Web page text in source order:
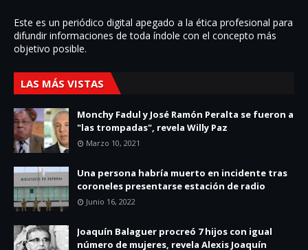
Este es un periódico digital apegado a la ética profesional para
difundir informaciones de toda í­ndole con el concepto más
objetivo posible.
LAS MÁS VISTAS
Monchy Fadul y José Ramón Peralta se fueron a
"las trompadas", revela Willy Paz
Marzo 10, 2021
Una persona habría muerto en incidente tras
coroneles presentarse estación de radio
Junio 16, 2022
Joaquín Balaguer procreó 7 hijos con igual
número de mujeres, revela Alexis Joaquín